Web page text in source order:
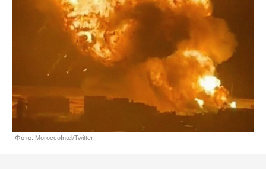
Фото: MoroccoIntel/Twitter